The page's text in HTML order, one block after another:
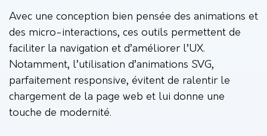
Avec une conception bien pensée des animations et
des micro-interactions, ces outils permettent de
faciliter la navigation et d’améliorer l’UX.
Notamment, l’utilisation d’animations SVG,
parfaitement responsive, évitent de ralentir le
chargement de la page web et lui donne une
touche de modernité.